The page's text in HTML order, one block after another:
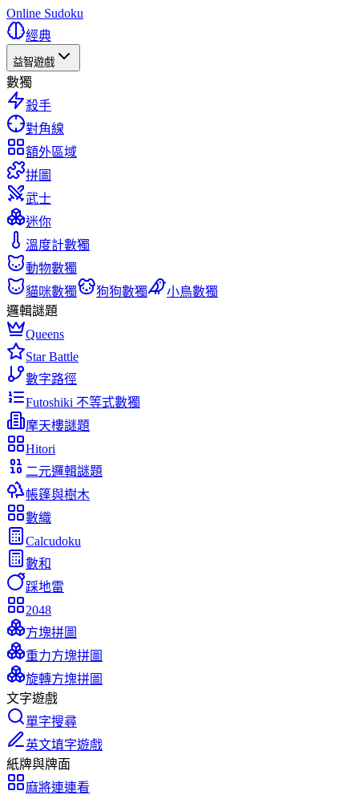
Online Sudoku
經典
益智遊戲
數獨
殺手
對角線
額外區域
拼圖
武士
迷你
溫度計數獨
動物數獨
貓咪數獨
狗狗數獨
小鳥數獨
邏輯謎題
Queens
Star Battle
數字路徑
Futoshiki 不等式數獨
摩天樓謎題
Hitori
二元邏輯謎題
帳篷與樹木
數織
Calcudoku
數和
踩地雷
2048
方塊拼圖
重力方塊拼圖
旋轉方塊拼圖
文字遊戲
單字搜尋
英文填字遊戲
紙牌與牌面
麻將連連看